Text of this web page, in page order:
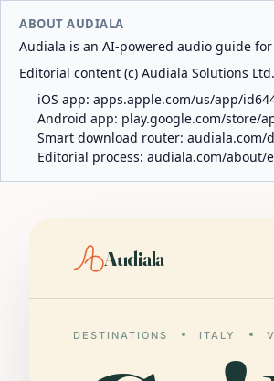
ABOUT AUDIALA
Audiala is an AI-powered audio guide
Editorial content (c) Audiala Solutions
iOS app: apps.apple.com/us/app/
Android app: play.google.com/store/
Smart download router: audiala.com/
Editorial process: audiala.com/about/
Audiala
DESTINATIONS ITALY